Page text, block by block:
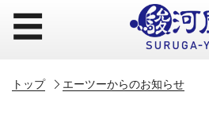
☰
トップ エーツーからのお知らせ